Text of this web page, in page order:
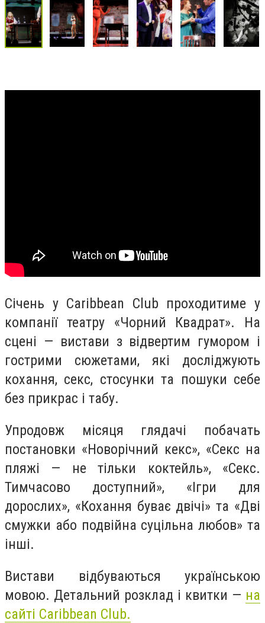
Січень у Caribbean Club проходитиме у
компанії театру «Чорний Квадрат». На
сцені — вистави з відвертим гумором і
гострими сюжетами, які досліджують
кохання, секс, стосунки та пошуки себе
без прикрас і табу.
Упродовж місяця глядачі побачать
постановки «Новорічний кекс», «Секс на
пляжі — не тільки коктейль», «Секс.
Тимчасово доступний», «Ігри для
дорослих», «Кохання буває двічі» та «Дві
смужки або подвійна суцільна любов» та
інші.
Вистави відбуваються українською
мовою. Детальний розклад і квитки — на
сайті Caribbean Club.